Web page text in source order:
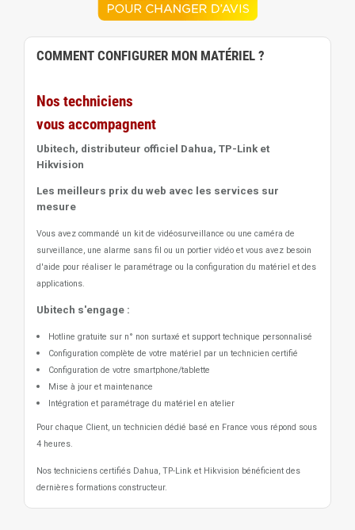
COMMENT CONFIGURER MON MATÉRIEL ?
Nos techniciens
vous accompagnent
Ubitech, distributeur officiel Dahua, TP-Link et
Hikvision
Les meilleurs prix du web avec les services sur
mesure
Vous avez commandé un kit de vidéosurveillance ou une caméra de
surveillance, une alarme sans fil ou un portier vidéo et vous avez besoin
d'aide pour réaliser le paramétrage ou la configuration du matériel et des
applications.
Ubitech s'engage :
Hotline gratuite sur n° non surtaxé et support technique personnalisé
Configuration complète de votre matériel par un technicien certifié
Configuration de votre smartphone/tablette
Mise à jour et maintenance
Intégration et paramétrage du matériel en atelier
Pour chaque Client, un technicien dédié basé en France vous répond sous
4 heures.
Nos techniciens certifiés Dahua, TP-Link et Hikvision bénéficient des
dernières formations constructeur.